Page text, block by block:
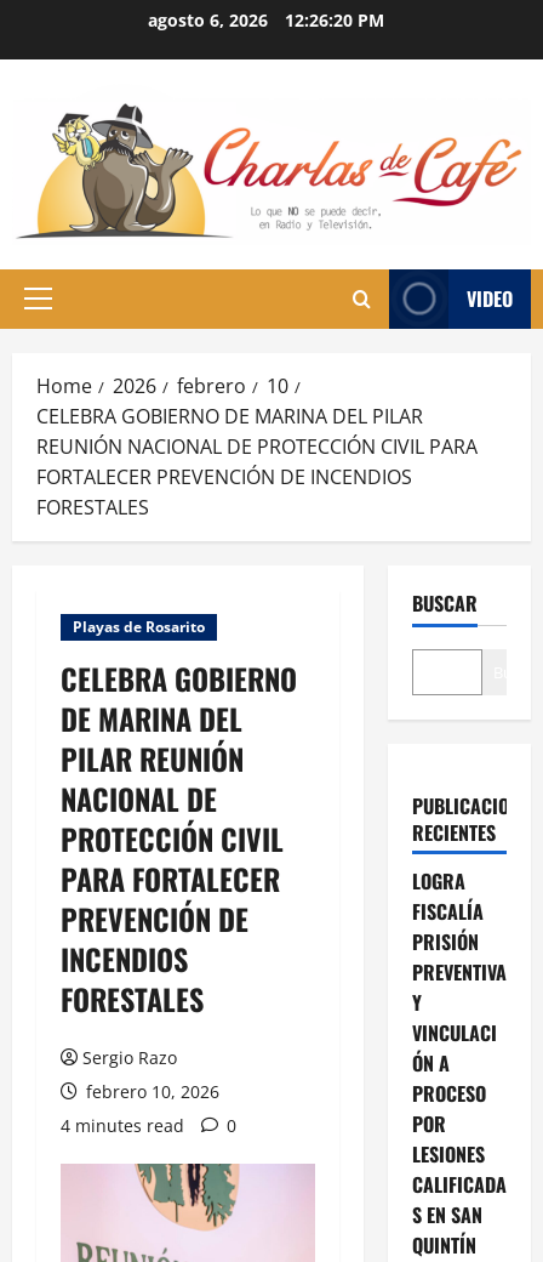
agosto 6, 2026 12:26:21 PM
Primary
VIDEO
Home 2026 febrero
10
CELEBRA GOBIERNO DE MARINA DEL PILAR
REUNIÓN NACIONAL DE PROTECCIÓN CIVIL PARA
FORTALECER PREVENCIÓN DE INCENDIOS
FORESTALES
Playas de Rosarito
CELEBRA GOBIERNO
DE MARINA DEL
PILAR REUNIÓN
NACIONAL DE
PROTECCIÓN CIVIL
PARA FORTALECER
PREVENCIÓN DE
INCENDIOS
FORESTALES
Sergio Razo
febrero 10, 2026
4 minutes read
0
BUSCAR
PUBLICACIONES
RECIENTES
LOGRA
FISCALÍA
PRISIÓN
PREVENTIVA
Y
VINCULACI
ÓN A
PROCESO
POR
LESIONES
CALIFICADA
S EN SAN
QUINTÍN